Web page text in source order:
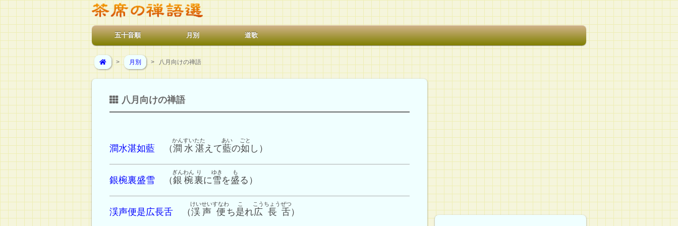
五十音順 月別 道歌
> 月別 > 八月向けの禅語
八月向けの禅語
澗水湛如藍 （澗水
かんすい
湛
たた
えて藍
あい
の如
ごと
し）
銀椀裏盛雪 （銀椀
ぎんわん
裏
り
に雪
ゆき
を盛
も
る）
渓声便是広長舌 （渓声
けいせい
便
すなわ
ち是
こ
れ広
こう
長
ちょう
舌
ぜつ
）